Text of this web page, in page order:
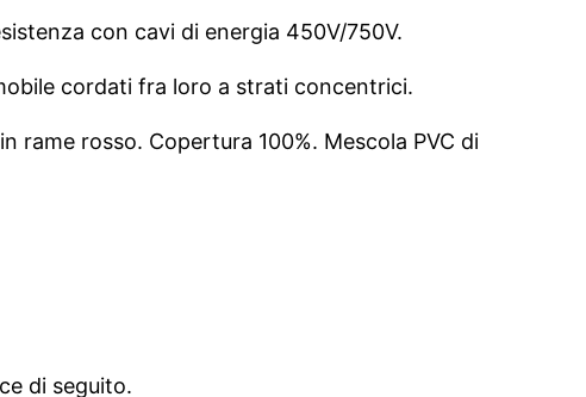
con cavi di energia 450V/750V.
cordati fra loro a strati concentrici.
rosso. Copertura 100%. Mescola PVC di
di seguito.